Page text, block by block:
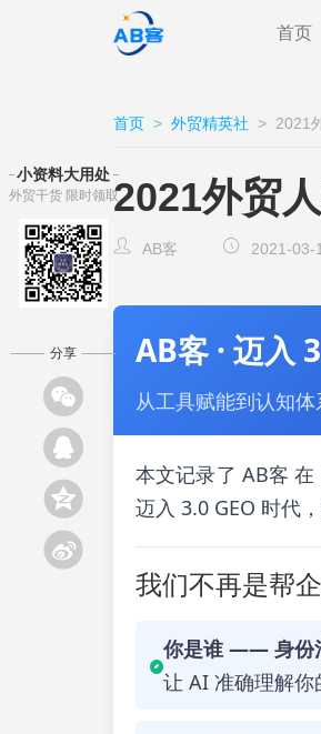
首页
首页 > 外贸精英社 > 2021
2021外贸
AB客 2021-03-
AB客 · 迈入
从工具赋能到认知
本文记录了 AB客
迈入 3.0 GEO 时代
我们不再是帮
你是谁 —— 身份
让 AI 准确理解
小资料大用处
外贸干货 限时领取
分享